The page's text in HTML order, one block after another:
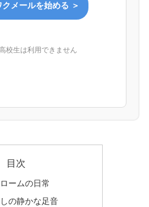
メールを始める ＞
校生は利用できません
目次
ームの日常
の静かな足音